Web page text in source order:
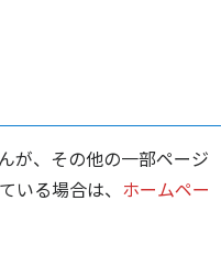
、その他の一部ページ
いる場合は、 ホームペー